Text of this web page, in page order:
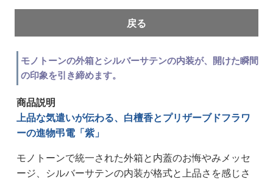
モノトーンの外箱とシルバーサテンの内装が、開けた瞬間
の印象を引き締めます。
商品説明
上品な気遣いが伝わる、白檀香とプリザーブドフラワ
ーの進物弔電「紫」
モノトーンで統一された外箱と内蓋のお悔やみメッセ
ージ、シルバーサテンの内装が格式と上品さを感じさ
戻る